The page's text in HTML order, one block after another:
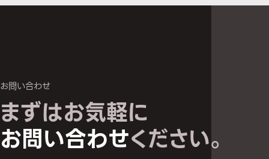
お問い合わせ
まずはお気軽に
お問い合わせください。
お問い合わせへ